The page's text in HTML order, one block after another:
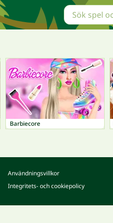
Barbiecore
Användningsvillkor
Integritets- och cookiepolicy